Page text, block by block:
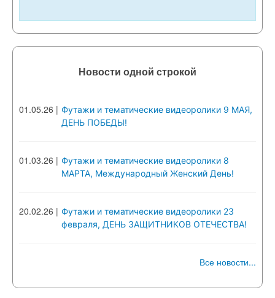
Новости одной строкой
01.05.26 | Футажи и тематические видеоролики 9 МАЯ,
ДЕНЬ ПОБЕДЫ!
01.03.26 | Футажи и тематические видеоролики 8
МАРТА, Международный Женский День!
20.02.26 | Футажи и тематические видеоролики 23
февраля, ДЕНЬ ЗАЩИТНИКОВ ОТЕЧЕСТВА!
Все новости...